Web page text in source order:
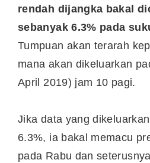
rendah dijangka bakal
sebanyak 6.3% pada
Tumpuan akan terarah
mana akan dikeluarkan
April 2019) jam 10 pagi.
Jika data yang
6.3%, ia bakal memacu
pada Rabu dan